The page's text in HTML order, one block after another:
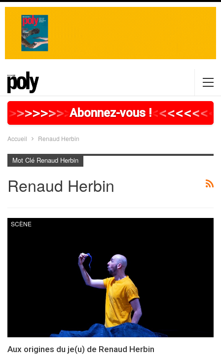
>>>>>>>>>>>>>>>>>
Abonnez-vous !<<<<<<<<
Accueil Renaud Herbin
Mot Clé Renaud Herbin
Renaud Herbin
SCÈNE
Aux origines du je(u) de Renaud Herbin